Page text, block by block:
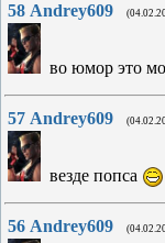
58 Andrey609
во юмор это
57 Andrey609
везде попса
56 Andrey609